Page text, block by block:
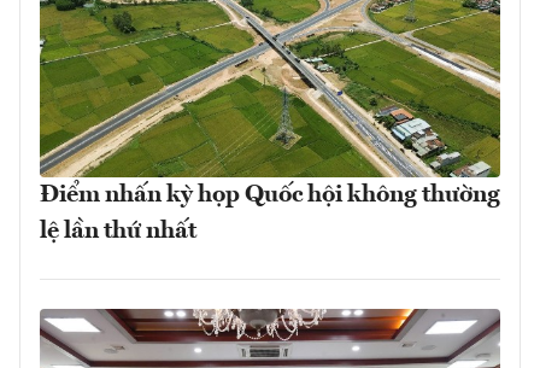
Điểm nhấn kỳ họp Quốc hội không thường
lệ lần thứ nhất